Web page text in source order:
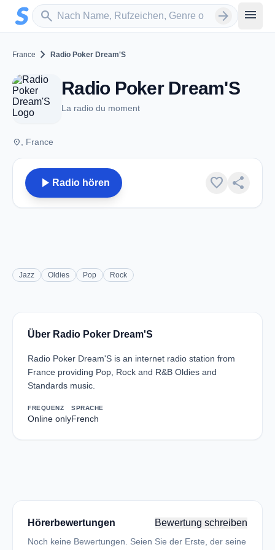
Zum Hauptinhalt springen
search
Sender suchen arrow_forward menu
France chevron_right Radio Poker Dream'S
Radio Poker Dream'S
La radio du moment
place , France
play_arrow Radio hören favorite share
Jazz Oldies Pop Rock
Über Radio Poker Dream'S
Radio Poker Dream'S is an internet radio station from
France providing Pop, Rock and R&B Oldies and
Standards music.
FREQUENZ
Online only
SPRACHE
French
Hörerbewertungen Bewertung schreiben
Noch keine Bewertungen. Seien Sie der Erste, der seine